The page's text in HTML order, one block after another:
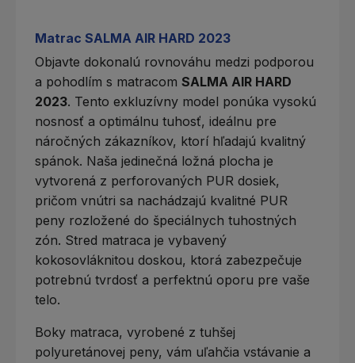
Matrac SALMA AIR HARD 2023
Objavte dokonalú rovnováhu medzi podporou
a pohodlím s matracom SALMA AIR HARD
2023. Tento exkluzívny model ponúka vysokú
nosnosť a optimálnu tuhosť, ideálnu pre
náročných zákazníkov, ktorí hľadajú kvalitný
spánok. Naša jedinečná ložná plocha je
vytvorená z perforovaných PUR dosiek,
pričom vnútri sa nachádzajú kvalitné PUR
peny rozložené do špeciálnych tuhostných
zón. Stred matraca je vybavený
kokosovláknitou doskou, ktorá zabezpečuje
potrebnú tvrdosť a perfektnú oporu pre vaše
telo.
Boky matraca, vyrobené z tuhšej
polyuretánovej peny, vám uľahčia vstávanie a